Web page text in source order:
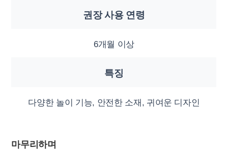
권장 사용 연령
6개월 이상
특징
다양한 놀이 기능, 안전한 소재, 귀여운 디자인
마무리하며